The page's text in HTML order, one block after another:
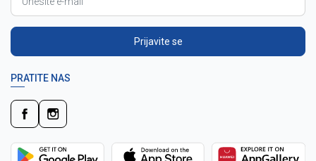
Prijavite se
PRATITE NAS